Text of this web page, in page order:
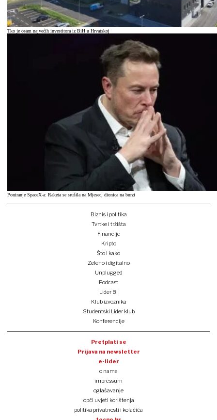
Tko je osam najvećih investitora iz BiH u Hrvatskoj
Poniranje SpaceX-a: Raketa se srušila na Mjesec, dionica na burzi
Biznis i politika
Tvrtke i tržišta
Financije
Kripto
Što i kako
Zeleno i digitalno
Unplugged
Podcast
Lider BI
Klub izvoznika
Studentski Lider klub
Konferencije
Pretplati se
Prijava na newsletter
e-lider
o nama
impressum
oglašavanje
opći uvjeti korištenja
politika privatnosti i kolačića